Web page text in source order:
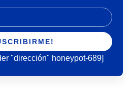
"dirección" honeypot-689]